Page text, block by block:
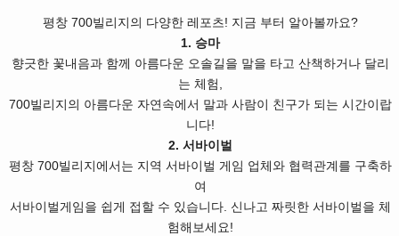
평창 700빌리지의 다양한 레포츠! 지금 부터 알아볼까요?
1. 승마
향긋한 꽃내음과 함께 아름다운 오솔길을 말을 타고 산책하거나 달리
는 체험,
700빌리지의 아름다운 자연속에서 말과 사람이 친구가 되는 시간이랍
니다!
2. 서바이벌
평창 700빌리지에서는 지역 서바이벌 게임 업체와 협력관계를 구축하
여
서바이벌게임을 쉽게 접할 수 있습니다. 신나고 짜릿한 서바이벌을 체
험해보세요!